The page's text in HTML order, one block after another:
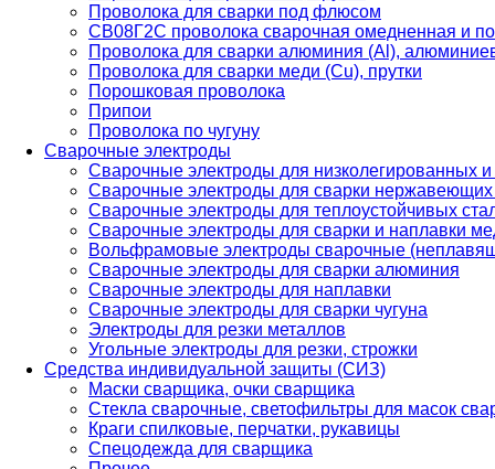
Проволока для сварки под флюсом
СВ08Г2С проволока сварочная омедненная и
Проволока для сварки алюминия (Al),
Проволока для сварки меди (Cu), прутки
Порошковая проволока
Припои
Проволока по чугуну
Сварочные электроды
Сварочные электроды для низколегированных и
Сварочные электроды для сварки
Сварочные электроды для теплоустойчивых
Сварочные электроды для сварки и наплавки
Вольфрамовые электроды сварочные
Сварочные электроды для сварки алюминия
Сварочные электроды для наплавки
Сварочные электроды для сварки чугуна
Электроды для резки металлов
Угольные электроды для резки, строжки
Средства индивидуальной защиты (СИЗ)
Маски сварщика, очки сварщика
Стекла сварочные, светофильтры для масок
Краги спилковые, перчатки, рукавицы
Спецодежда для сварщика